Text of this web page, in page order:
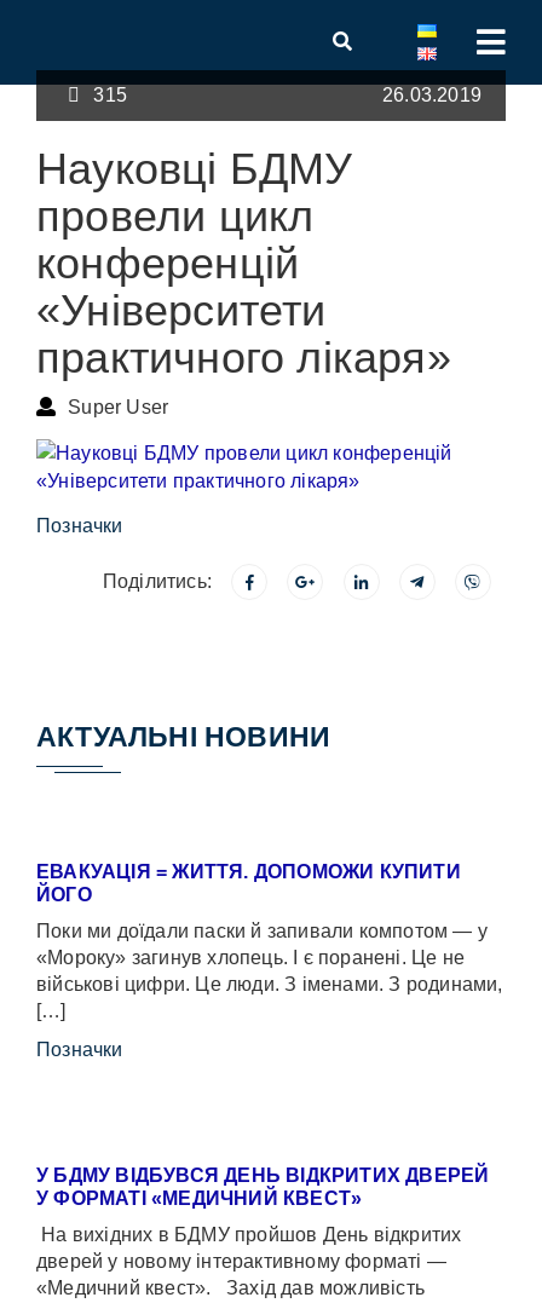
315 26.03.2019
Науковці БДМУ
провели цикл
конференцій
«Університети
практичного лікаря»
Super User
Позначки
Поділитись:
АКТУАЛЬНІ НОВИНИ
ЕВАКУАЦІЯ = ЖИТТЯ. ДОПОМОЖИ КУПИТИ
ЙОГО
Поки ми доїдали паски й запивали компотом — у
«Мороку» загинув хлопець. І є поранені. Це не
військові цифри. Це люди. З іменами. З родинами,
[…]
Позначки
У БДМУ ВІДБУВСЯ ДЕНЬ ВІДКРИТИХ ДВЕРЕЙ
У ФОРМАТІ «МЕДИЧНИЙ КВЕСТ»
На вихідних в БДМУ пройшов День відкритих
дверей у новому інтерактивному форматі —
«Медичний квест». Захід дав можливість